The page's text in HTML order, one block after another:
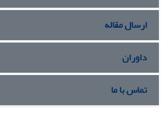
ارسال مقاله
داوران
تماس با ما